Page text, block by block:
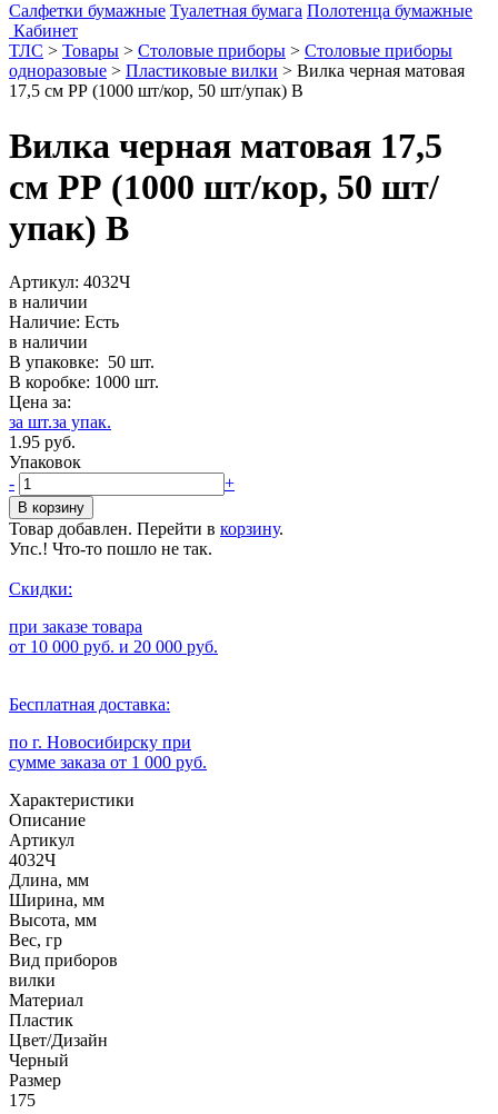
Салфетки бумажные Туалетная бумага Полотенца бумажные
Кабинет
ТЛС > Товары > Столовые приборы > Столовые приборы
одноразовые > Пластиковые вилки > Вилка черная матовая
17,5 см РР (1000 шт/кор, 50 шт/упак) В
Вилка черная матовая 17,5
см РР (1000 шт/кор, 50 шт/
упак) В
Артикул: 4032Ч
в наличии
Наличие: Есть
в наличии
В упаковке: 50 шт.
В коробке: 1000 шт.
Цена за:
за шт.за упак.
1.95 руб.
Упаковок
-
+
Товар добавлен. Перейти в корзину.
Упс.! Что-то пошло не так.
Скидки:
при заказе товара
от 10 000 руб. и 20 000 руб.
Бесплатная доставка:
по г. Новосибирску при
сумме заказа от 1 000 руб.
Характеристики
Описание
Артикул
4032Ч
Длина, мм
Ширина, мм
Высота, мм
Вес, гр
Вид приборов
вилки
Материал
Пластик
Цвет/Дизайн
Черный
Размер
175